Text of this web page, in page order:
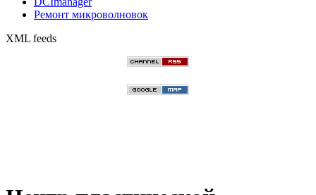
Ремонт микроволновок
XML feeds